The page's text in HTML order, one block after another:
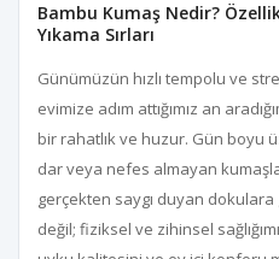
Bambu Kumaş Nedir?
Yıkama Sırları
Günümüzün hızlı tempolu ve
evimize adım attığımız an
bir rahatlık ve huzur. Gün boyu
dar veya nefes almayan
gerçekten saygı duyan
değil; fiziksel ve zihinsel